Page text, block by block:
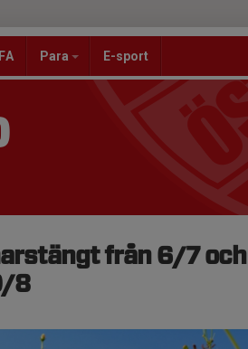
Para E-sport
från 6/7 och
8